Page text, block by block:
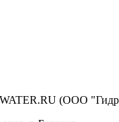
(ООО